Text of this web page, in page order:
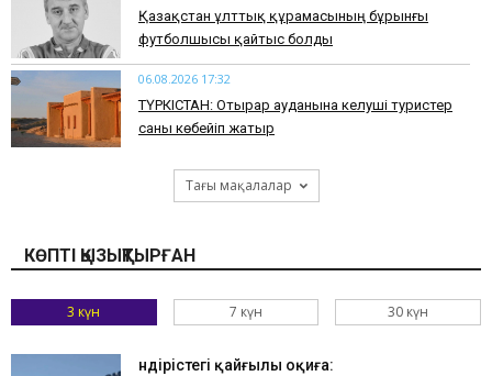
Қазақстан ұлттық құрамасының бұрынғы
футболшысы қайтыс болды
06.08.2026 17:32
ТҮРКІСТАН: Отырар ауданына келуші туристер
саны көбейіп жатыр
Тағы мақалалар
КӨПТІ ҚЫЗЫҚТЫРҒАН
3 күн 7 күн 30 күн
Өндірістегі қайғылы оқиға: